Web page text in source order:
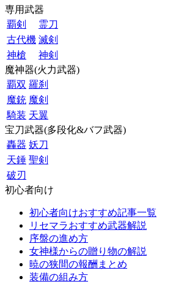
専用武器
覇剣
霊刀
古代機 滅剣
神槍
神剣
魔神器(火力武器)
覇双 羅刹
魔銃 魔剣
騎装 天翼
宝刀武器(多段化&バフ武器)
轟器 妖刀
天錘 聖剣
破刃
初心者向け
初心者向けおすすめ記事一覧
リセマラおすすめ武器解説
序盤の進め方
女神様からの贈り物の解説
暁の狭間の報酬まとめ
装備の組み方